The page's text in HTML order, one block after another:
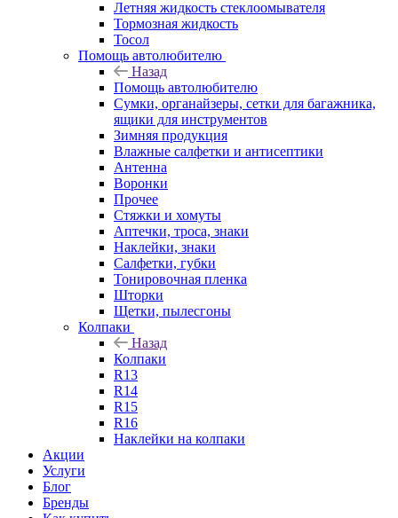
Летняя жидкость стеклоомывателя
Тормозная жидкость
Тосол
Помощь автолюбителю
Назад
Помощь автолюбителю
Сумки, органайзеры, сетки для багажника,
ящики для инструментов
Зимняя продукция
Влажные салфетки и антисептики
Антенна
Воронки
Прочее
Стяжки и хомуты
Аптечки, троса, знаки
Наклейки, знаки
Салфетки, губки
Тонировочная пленка
Шторки
Щетки, пылесгоны
Колпаки
Назад
Колпаки
R13
R14
R15
R16
Наклейки на колпаки
Акции
Услуги
Блог
Бренды